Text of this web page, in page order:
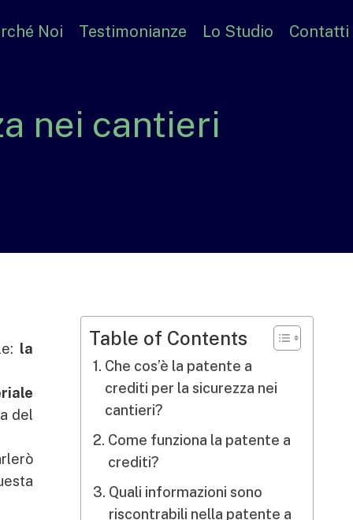
Noi Testimonianze Lo Studio Contatti
nei cantieri
la
del
Table of Contents
Che cos’è la patente a
crediti per la sicurezza nei
cantieri?
Come funziona la patente a
crediti?
Quali informazioni sono
riscontrabili nella patente a